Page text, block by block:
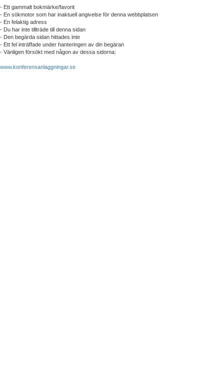
- Ett gammalt bokmärke/favorit
- En sökmotor som har inaktuell angivelse för denna webbplatsen
- En felaktig adress
- Du har inte tillträde till denna sidan
- Den begärda sidan hittades inte
- Ett fel inträffade under hanteringen av din begäran
- Vänligen försökt med någon av dessa sidorna:
www.konferensanlaggningar.se